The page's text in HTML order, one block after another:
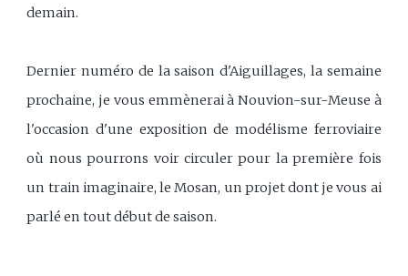
demain.
Dernier numéro de la saison d'Aiguillages, la semaine
prochaine, je vous emmènerai à Nouvion-sur-Meuse à
l'occasion d'une exposition de modélisme ferroviaire
où nous pourrons voir circuler pour la première fois
un train imaginaire, le Mosan, un projet dont je vous ai
parlé en tout début de saison.